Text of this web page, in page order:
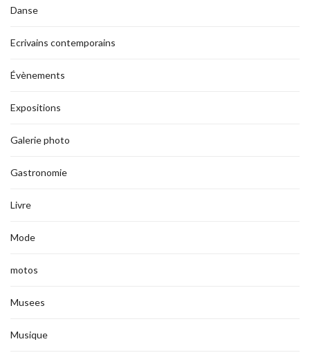
Danse
Ecrivains contemporains
Évènements
Expositions
Galerie photo
Gastronomie
Livre
Mode
motos
Musees
Musique